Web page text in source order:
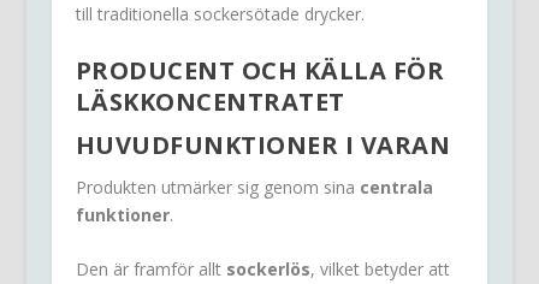
till traditionella sockersötade drycker.
PRODUCENT OCH KÄLLA FÖR
LÄSKKONCENTRATET
HUVUDFUNKTIONER I VARAN
Produkten utmärker sig genom sina centrala
funktioner.
Den är framför allt sockerlös, vilket betyder att